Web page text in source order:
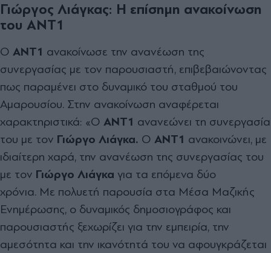
Γιώργος Λιάγκας: Η επίσημη ανακοίνωση
του ΑΝΤ1
Ο ΑΝΤ1 ανακοίνωσε την ανανέωση της
συνεργασίας με τον παρουσιαστή, επιβεβαιώνοντας
πως παραμένει στο δυναμικό του σταθμού του
Αμαρουσίου. Στην ανακοίνωση αναφέρεται
χαρακτηριστικά: «Ο ΑΝΤ1 ανανεώνει τη συνεργασία
του με τον Γιώργο Λιάγκα. Ο ΑΝΤ1 ανακοινώνει, με
ιδιαίτερη χαρά, την ανανέωση της συνεργασίας του
με τον Γιώργο Λιάγκα για τα επόμενα δύο
χρόνια. Με πολυετή παρουσία στα Μέσα Μαζικής
Ενημέρωσης, ο δυναμικός δημοσιογράφος και
παρουσιαστής ξεχωρίζει για την εμπειρία, την
αμεσότητα και την ικανότητά του να αφουγκράζεται